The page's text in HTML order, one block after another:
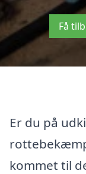
Få
Er du på
kommet til